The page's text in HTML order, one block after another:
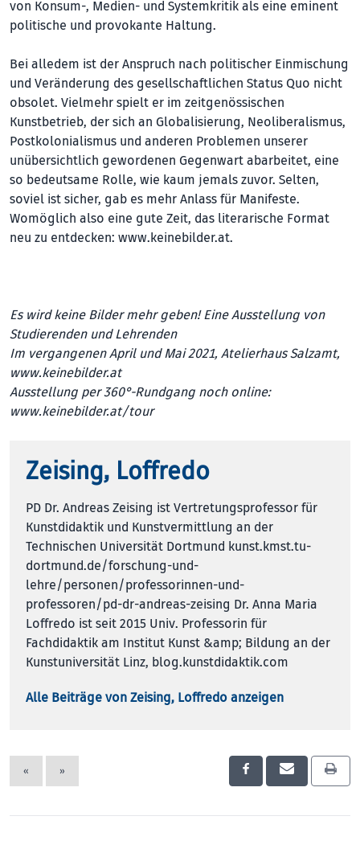
von Konsum-, Medien- und Systemkritik als eine eminent
politische und provokante Haltung.
Bei alledem ist der Anspruch nach politischer Einmischung
und Veränderung des gesellschaftlichen Status Quo nicht
obsolet. Vielmehr spielt er im zeitgenössischen
Kunstbetrieb, der sich an Globalisierung, Neoliberalismus,
Postkolonialismus und anderen Problemen unserer
unübersichtlich gewordenen Gegenwart abarbeitet, eine
so bedeutsame Rolle, wie kaum jemals zuvor. Selten,
soviel ist sicher, gab es mehr Anlass für Manifeste.
Womöglich also eine gute Zeit, das literarische Format
neu zu entdecken: www.keinebilder.at.
Es wird keine Bilder mehr geben! Eine Ausstellung von
Studierenden und Lehrenden
Im vergangenen April und Mai 2021, Atelierhaus Salzamt,
www.keinebilder.at
Ausstellung per 360°-Rundgang noch online:
www.keinebilder.at/tour
Zeising, Loffredo
PD Dr. Andreas Zeising ist Vertretungsprofessor für
Kunstdidaktik und Kunstvermittlung an der
Technischen Universität Dortmund kunst.kmst.tu-
dortmund.de/forschung-und-
lehre/personen/professorinnen-und-
professoren/pd-dr-andreas-zeising Dr. Anna Maria
Loffredo ist seit 2015 Univ. Professorin für
Fachdidaktik am Institut Kunst &amp; Bildung an der
Kunstuniversität Linz, blog.kunstdidaktik.com
Alle Beiträge von Zeising, Loffredo anzeigen
« »